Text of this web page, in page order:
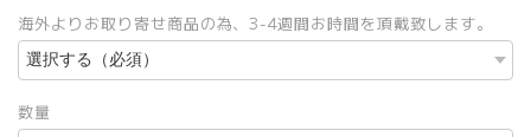
海外よりお取り寄せ商品の為、3-4週間お時間を頂戴致します。
数量